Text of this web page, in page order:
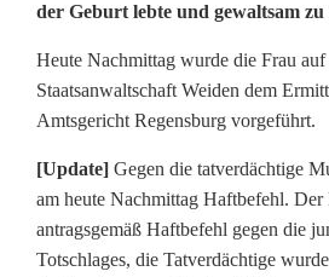
d
u
k
t
i
o
der Geburt lebte und gewaltsam zu
Heute Nachmittag wurde die Frau
Staatsanwaltschaft Weiden dem
Amtsgericht Regensburg vorgeführt.
[Update] Gegen die tatverdächtige
am heute Nachmittag Haftbefehl.
antragsgemäß Haftbefehl gegen die
Totschlages, die Tatverdächtige